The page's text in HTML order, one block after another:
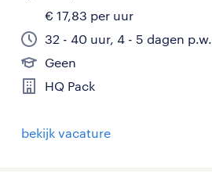
€ 17,83 per uur
32 - 40 uur, 4 - 5 dagen p.w.
Geen
HQ Pack
bekijk vacature